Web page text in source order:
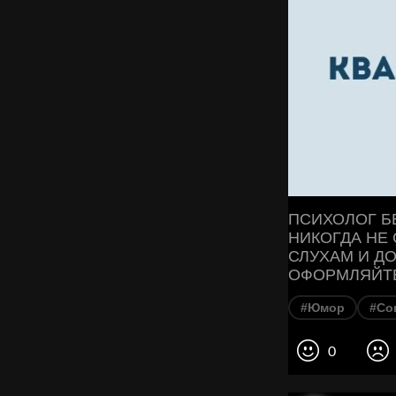
ПСИХОЛОГ
НИКОГДА НЕ
СЛУХАМ И
#Юмор
0